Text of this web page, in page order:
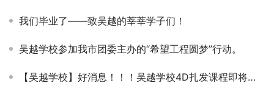
我们毕业了——致吴越的莘莘学子们！
吴越学校参加我市团委主办的“希望工程圆梦”行动。
【吴越学校】好消息！！！吴越学校4D扎发课程即将开幕！